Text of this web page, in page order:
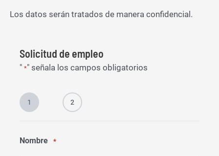
Los datos serán tratados de manera confidencial.
Solicitud de empleo
" *" señala los campos obligatorios
1 2
Nombre *